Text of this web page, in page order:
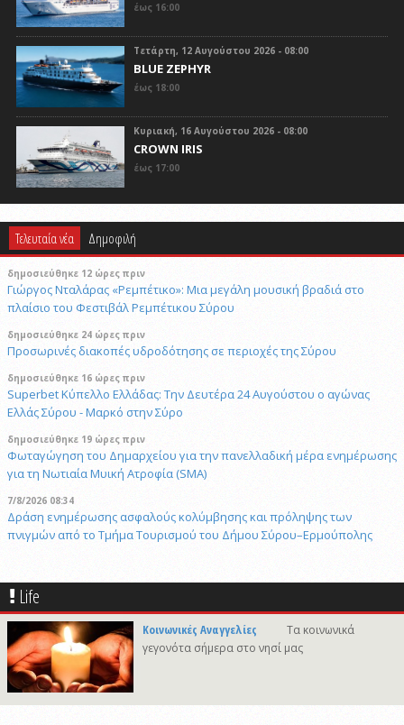
έως 16:00
Τετάρτη, 12 Αυγούστου 2026 - 08:00
BLUE ZEPHYR
έως 18:00
Κυριακή, 16 Αυγούστου 2026 - 08:00
CROWN IRIS
έως 17:00
Τελευταία νέα Δημοφιλή
δημοσιεύθηκε 12 ώρες πριν
Γιώργος Νταλάρας «Ρεμπέτικο»: Μια μεγάλη μουσική βραδιά στο
πλαίσιο του Φεστιβάλ Ρεμπέτικου Σύρου
δημοσιεύθηκε 24 ώρες πριν
Προσωρινές διακοπές υδροδότησης σε περιοχές της Σύρου
δημοσιεύθηκε 16 ώρες πριν
Superbet Κύπελλο Ελλάδας: Την Δευτέρα 24 Αυγούστου ο αγώνας
Ελλάς Σύρου - Μαρκό στην Σύρο
δημοσιεύθηκε 19 ώρες πριν
Φωταγώγηση του Δημαρχείου για την πανελλαδική μέρα ενημέρωσης
για τη Νωτιαία Μυική Ατροφία (SMA)
7/8/2026 08:34
Δράση ενημέρωσης ασφαλούς κολύμβησης και πρόληψης των
πνιγμών από το Τμήμα Τουρισμού του Δήμου Σύρου–Ερμούπολης
4/8/2026 15:20
Στις φυλακές της Χίου οδηγήθηκε ο 41χρονος δράστης του φονικού
στην Άνω Σύρο
δημοσιεύθηκε 18 ώρες πριν
Πρόταση για ονοματοδοσία του κεντρικού παραλιακού δρόμου Λωτού
Life
Κοινωνικές Αναγγελίες
Τα κοινωνικά
γεγονότα σήμερα στο νησί μας